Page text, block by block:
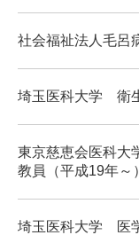
社会福祉法人毛
埼玉医科大学 衛
東京慈恵会医科
教員（平成19年～）
埼玉医科大学 医